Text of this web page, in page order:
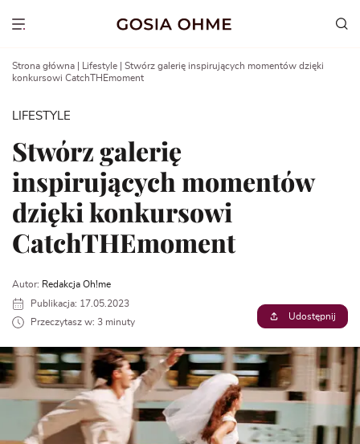
Show menu
Strona główna Lifestyle
Stwórz galerię inspirujących momentów dzięki
konkursowi CatchTHEmoment
LIFESTYLE
Stwórz galerię
inspirujących momentów
dzięki konkursowi
CatchTHEmoment
Autor: Redakcja Oh!me
Publikacja: 17.05.2023
Przeczytasz w: 3 minuty
Udostępnij